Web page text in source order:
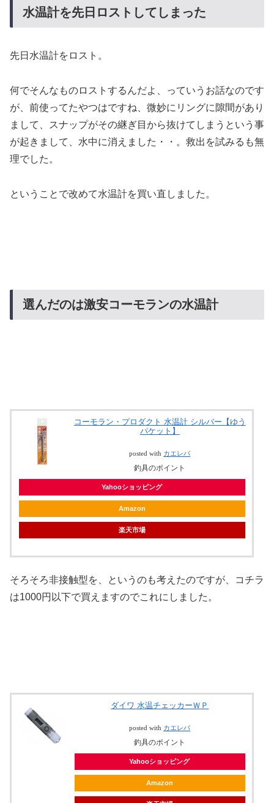
水温計を先日ロストしてしまった
先日水温計をロスト。
何でそんなものロストするんだよ、っていうお話なのです
が、前使ってたやつはですね、微妙にリングに隙間があり
まして、スナップがその継ぎ目から抜けてしまうという事
が起きまして、水中に消えました・・。救出を試みるも無
理でした。
ということで改めて水温計を買い直しました。
選んだのは激安コーモランの水温計
コーモラン・プロダクト 水温計 シルバー【ゆう
パケット】
posted with カエレバ
釣具のポイント
Yahooショッピング
Amazon
楽天市場
そろそろ非接触型を、というのも考えたのですが、コチラ
は1000円以下で買えますのでこれにしました。
ダイワ 水温チェッカーＷＰ
posted with カエレバ
釣具のポイント
Yahooショッピング
Amazon